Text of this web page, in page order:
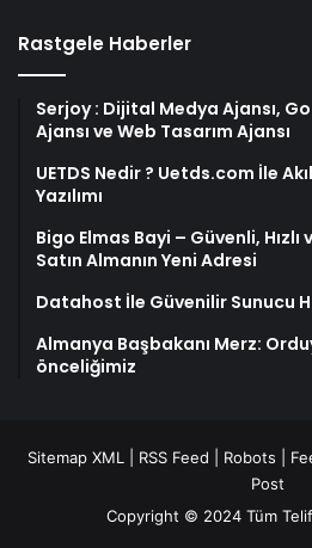
Rastgele Haberler
Serjoy : Dijital Medya Ajansı,
Ajansı ve Web Tasarım Ajansı
UETDS Nedir ? Uetds.com İle
Yazılımı
Bigo Elmas Bayi – Güvenli, Hızlı
Satın Almanın Yeni Adresi
Datahost İle Güvenilir Sunucu
Almanya Başbakanı Merz:
önceliğimiz
Sitemap XML RSS Feed Robots
Post
Copyright © 2024 Tüm Telif